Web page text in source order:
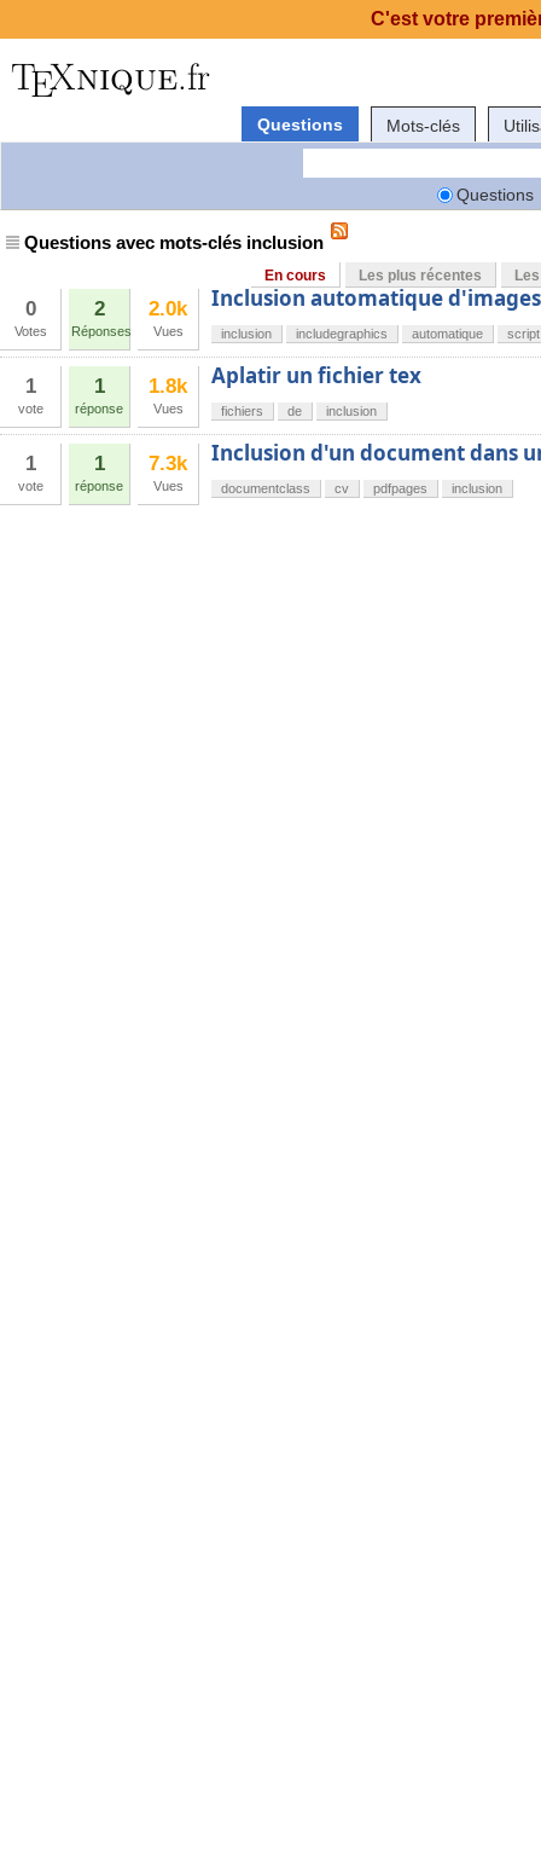
Questions Mots-clés
Questions
Questions avec mots-clés inclusion
En cours Les plus récentes
0
Votes
2
Réponses
2.0k
Vues
Inclusion automatique
inclusion includegraphics automatique script
1
vote
1
réponse
1.8k
Vues
Aplatir un fichier tex
fichiers de inclusion
1
vote
1
réponse
7.3k
Vues
Inclusion d'un document dans
documentclass cv pdfpages inclusion
C'est votre